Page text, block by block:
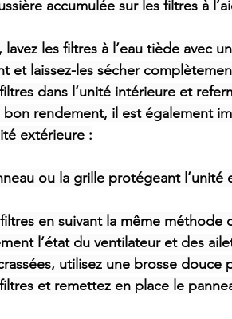
accumulée sur les filtres à
lavez les filtres à l’eau tiède avec
et laissez-les sécher
dans l’unité intérieure et
bon rendement, il est également
extérieure :
ou la grille protégeant
en suivant la même méthode
l’état du ventilateur et des
utilisez une brosse douce
et remettez en place le